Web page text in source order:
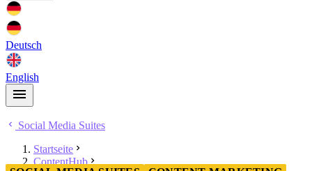
Deutsch
English
Social Media Suites
Startseite
ContentHub